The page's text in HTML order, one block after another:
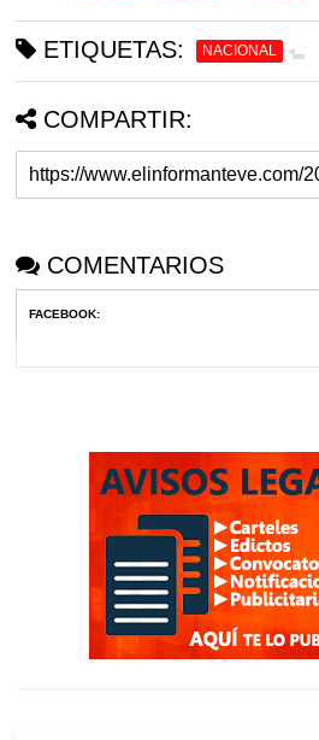
ETIQUETAS: NACIONAL
COMPARTIR:
COMENTARIOS
FACEBOOK: